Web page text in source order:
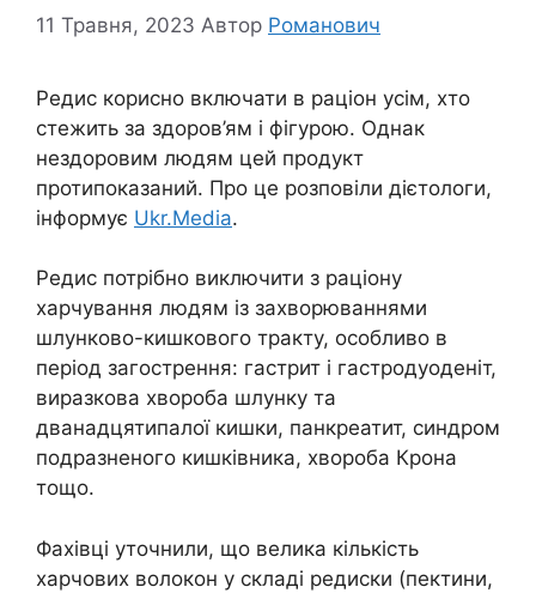
11 Травня, 2023 Автор Романович
Редис корисно включати в раціон усім, хто
стежить за здоров’ям і фігурою. Однак
нездоровим людям цей продукт
протипоказаний. Про це розповіли дієтологи,
інформує Ukr.Media.
Редис потрібно виключити з раціону
харчування людям із захворюваннями
шлунково-кишкового тракту, особливо в
період загострення: гастрит і гастродуоденіт,
виразкова хвороба шлунку та
дванадцятипалої кишки, панкреатит, синдром
подразненого кишківника, хвороба Крона
тощо.
Фахівці уточнили, що велика кількість
харчових волокон у складі редиски (пектини,